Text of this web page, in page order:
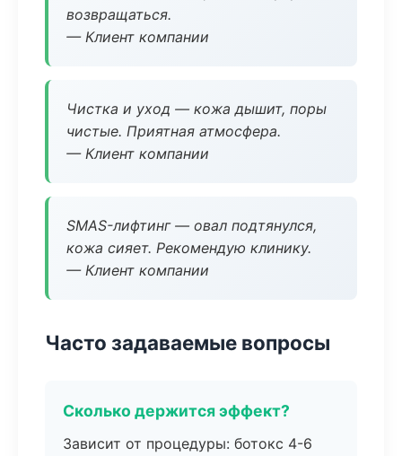
возвращаться.
— Клиент компании
Чистка и уход — кожа дышит, поры
чистые. Приятная атмосфера.
— Клиент компании
SMAS-лифтинг — овал подтянулся,
кожа сияет. Рекомендую клинику.
— Клиент компании
Часто задаваемые вопросы
Сколько держится эффект?
Зависит от процедуры: ботокс 4-6